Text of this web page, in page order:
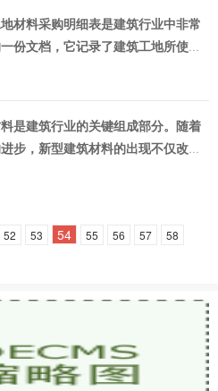
材料采购明细表是建筑行业中非常
份文档，它记录了建筑工地所使用
料的详细信息，包括数量、单价、
是建筑行业的关键组成部分。随着
步，新型建筑材料的出现不仅改善
质，也使建筑行业成为更加环保和
52 53 54 55 56 57
58